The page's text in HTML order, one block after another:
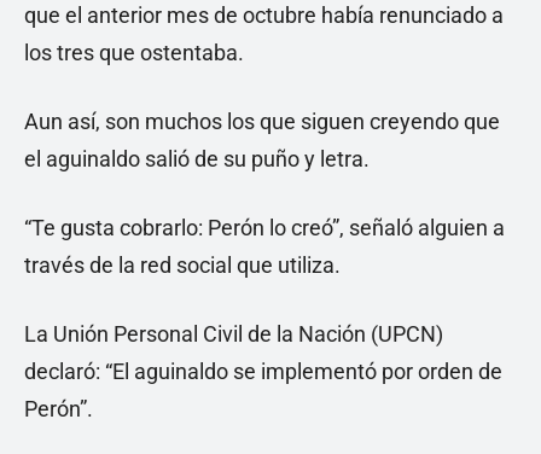
que el anterior mes de octubre había renunciado a
los tres que ostentaba.
Aun así, son muchos los que siguen creyendo que
el aguinaldo salió de su puño y letra.
“Te gusta cobrarlo: Perón lo creó”, señaló alguien a
través de la red social que utiliza.
La Unión Personal Civil de la Nación (UPCN)
declaró: “El aguinaldo se implementó por orden de
Perón”.